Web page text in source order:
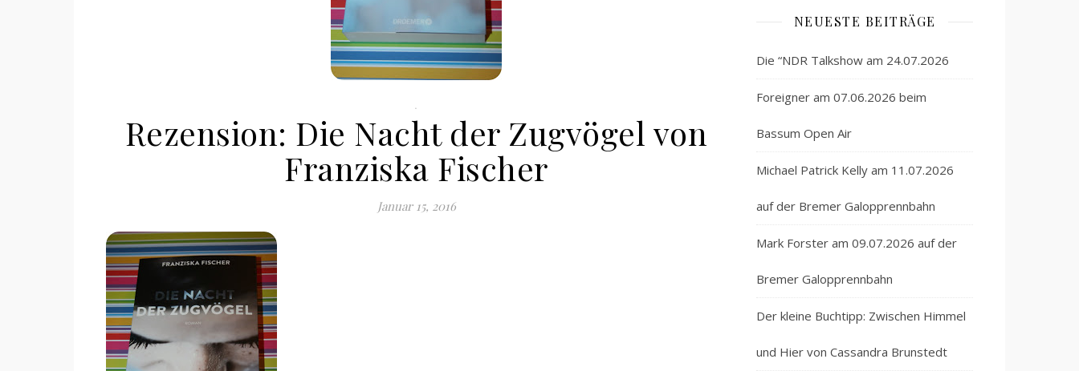
.
Rezension: Die Nacht der Zugvögel von
Franziska Fischer
Januar 15, 2016
NEUESTE BEITRÄGE
Die “NDR Talkshow am 24.07.2026
Foreigner am 07.06.2026 beim
Bassum Open Air
Michael Patrick Kelly am 11.07.2026
auf der Bremer Galopprennbahn
Mark Forster am 09.07.2026 auf der
Bremer Galopprennbahn
Der kleine Buchtipp: Zwischen Himmel
und Hier von Cassandra Brunstedt